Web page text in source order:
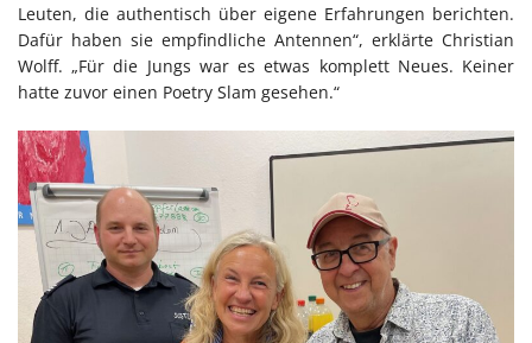
Leuten, die authentisch über eigene Erfahrungen berichten.
Dafür haben sie empfindliche Antennen“, erklärte Christian
Wolff. „Für die Jungs war es etwas komplett Neues. Keiner
hatte zuvor einen Poetry Slam gesehen.“